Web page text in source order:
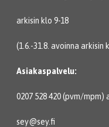
arkisin klo 9-18
(1.6.-31.8. avoinna arkisin
Asiakaspalvelu:
0207 528 420 (pvm/mpm)
sey@sey.fi